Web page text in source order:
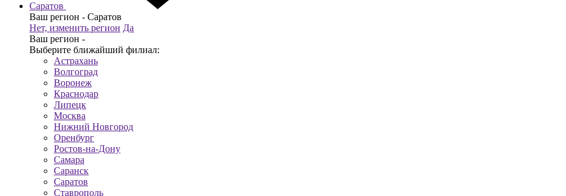
Саратов
Ваш регион - Саратов
Нет, изменить регион Да
Ваш регион -
Выберите ближайший филиал:
Астрахань
Волгоград
Воронеж
Краснодар
Липецк
Москва
Нижний Новгород
Оренбург
Ростов-на-Дону
Самара
Саранск
Саратов
Ставрополь